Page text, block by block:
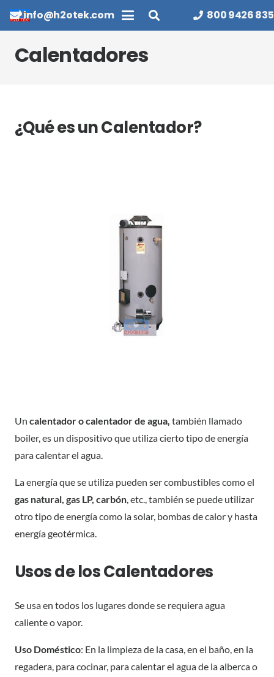
info@h2otek.com 800 9426 835
Calentadores
¿Qué es un Calentador?
Un calentador o calentador de agua, también llamado
boiler, es un dispositivo que utiliza cierto tipo de energía
para calentar el agua.
La energía que se utiliza pueden ser combustibles como el
gas natural, gas LP, carbón, etc., también se puede utilizar
otro tipo de energía como la solar, bombas de calor y hasta
energía geotérmica.
Usos de los Calentadores
Se usa en todos los lugares donde se requiera agua
caliente o vapor.
Uso Doméstico: En la limpieza de la casa, en el baño, en la
regadera, para cocinar, para calentar el agua de la alberca o